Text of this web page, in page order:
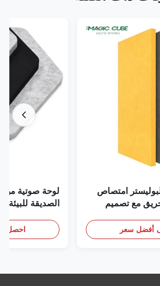
امتصاص
مع تصميم
سعر
لوحة صوتية من
احصل على